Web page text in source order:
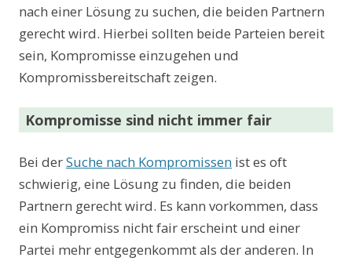
nach einer Lösung zu suchen, die beiden Partnern
gerecht wird. Hierbei sollten beide Parteien bereit
sein, Kompromisse einzugehen und
Kompromissbereitschaft zeigen.
Kompromisse sind nicht immer fair
Bei derSuche nach Kompromissen ist es oft
schwierig, eine Lösung zu finden, die beiden
Partnern gerecht wird. Es kann vorkommen, dass
ein Kompromiss nicht fair erscheint und einer
Partei mehr entgegenkommt als der anderen. In